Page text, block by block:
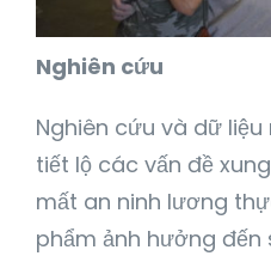
Nghiên cứu
Nghiên cứu và dữ
tiết lộ các vấn đề
mất an ninh lương
phẩm ảnh hưởng đến